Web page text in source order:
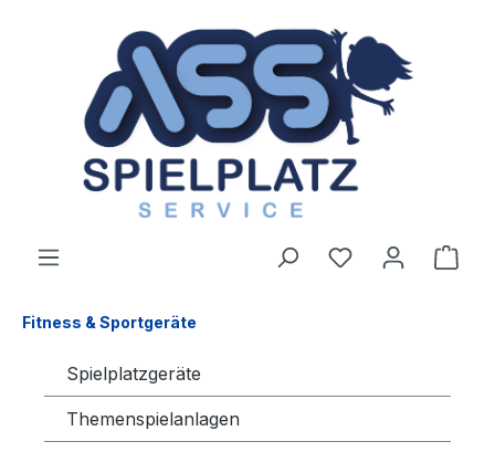
Fitness & Sportgeräte
Spielplatzgeräte
Themenspielanlagen